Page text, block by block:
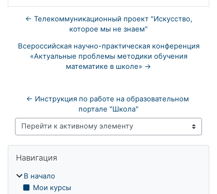
← Телекоммуникационный проект "Искусство,
которое мы не знаем"
Всероссийская научно-практическая конференция
«Актуальные проблемы методики обучения
математике в школе» →
← Инструкция по работе на образовательном
портале "Школа"
Перейти к активному элементу
Блоки
Навигация
В начало
Мои курсы